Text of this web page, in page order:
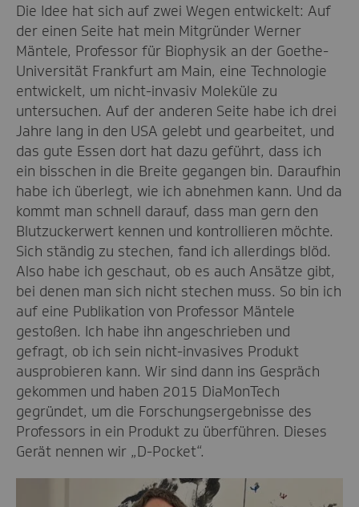
Die Idee hat sich auf zwei Wegen entwickelt: Auf
der einen Seite hat mein Mitgründer Werner
Mäntele, Professor für Biophysik an der Goethe-
Universität Frankfurt am Main, eine Technologie
entwickelt, um nicht-invasiv Moleküle zu
untersuchen. Auf der anderen Seite habe ich drei
Jahre lang in den USA gelebt und gearbeitet, und
das gute Essen dort hat dazu geführt, dass ich
ein bisschen in die Breite gegangen bin. Daraufhin
habe ich überlegt, wie ich abnehmen kann. Und da
kommt man schnell darauf, dass man gern den
Blutzuckerwert kennen und kontrollieren möchte.
Sich ständig zu stechen, fand ich allerdings blöd.
Also habe ich geschaut, ob es auch Ansätze gibt,
bei denen man sich nicht stechen muss. So bin ich
auf eine Publikation von Professor Mäntele
gestoßen. Ich habe ihn angeschrieben und
gefragt, ob ich sein nicht-invasives Produkt
ausprobieren kann. Wir sind dann ins Gespräch
gekommen und haben 2015 DiaMonTech
gegründet, um die Forschungsergebnisse des
Professors in ein Produkt zu überführen. Dieses
Gerät nennen wir „D-Pocket“.